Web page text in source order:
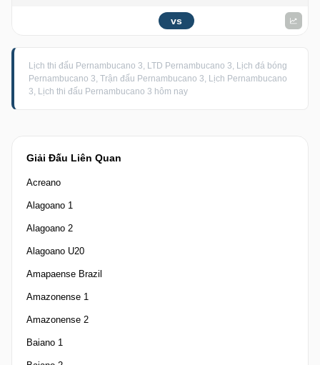
Giải Đấu Liên Quan
Acreano
Alagoano 1
Alagoano 2
Alagoano U20
Amapaense Brazil
Amazonense 1
Amazonense 2
Baiano 1
vs
Lịch thi đấu Pernambucano 3, LTD Pernambucano 3, Lịch đá bóng
Pernambucano 3, Trận đấu Pernambucano 3, Lịch Pernambucano
3, Lịch thi đấu Pernambucano 3 hôm nay